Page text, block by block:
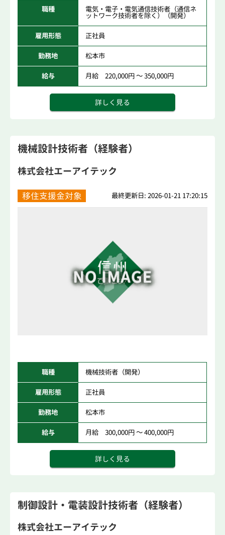
職種 電気・電子・電気通信技術者（通信ネ
ットワーク技術者を除く）（開発）
雇用形態 正社員
勤務地 松本市
給与 月給 220,000円 ～ 350,000円
詳しく見る
機械設計技術者（経験者）
株式会社エーアイテック
移住支援金対象 最終更新日: 2026-01-21 17:20:15
職種 機械技術者（開発）
雇用形態 正社員
勤務地 松本市
給与 月給 300,000円 ～ 400,000円
詳しく見る
制御設計・電装設計技術者（経験者）
株式会社エーアイテック